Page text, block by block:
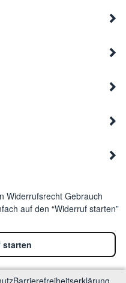
Widerrufsrecht Gebrauch
auf den “Widerruf starten”
starten
Barrierefreiheitserklärung